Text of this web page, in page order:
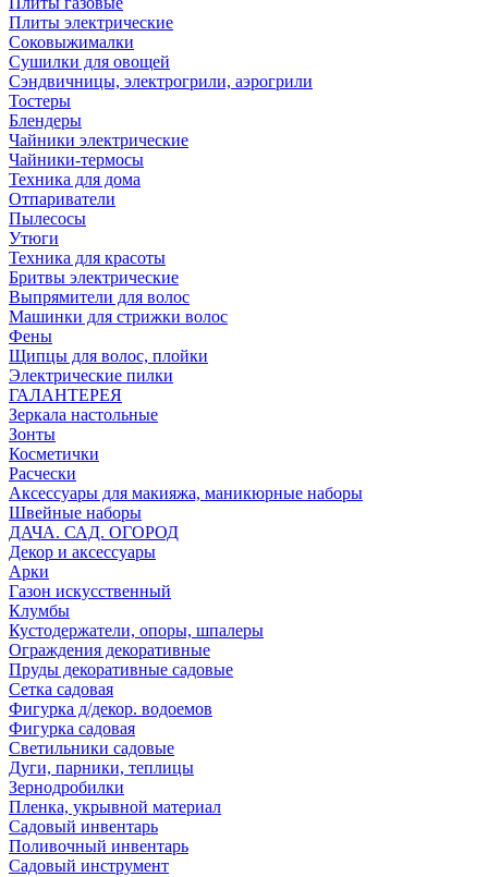
Плиты электрические
Соковыжималки
Сушилки для овощей
Сэндвичницы, электрогрили, аэрогрили
Тостеры
Блендеры
Чайники электрические
Чайники-термосы
Техника для дома
Отпариватели
Пылесосы
Утюги
Техника для красоты
Бритвы электрические
Выпрямители для волос
Машинки для стрижки волос
Фены
Щипцы для волос, плойки
Электрические пилки
ГАЛАНТЕРЕЯ
Зеркала настольные
Зонты
Косметички
Расчески
Аксессуары для макияжа, маникюрные наборы
Швейные наборы
ДАЧА. САД. ОГОРОД
Декор и аксессуары
Арки
Газон искусственный
Клумбы
Кустодержатели, опоры, шпалеры
Ограждения декоративные
Пруды декоративные садовые
Сетка садовая
Фигурка д/декор. водоемов
Фигурка садовая
Светильники садовые
Дуги, парники, теплицы
Зернодробилки
Пленка, укрывной материал
Садовый инвентарь
Поливочный инвентарь
Садовый инструмент